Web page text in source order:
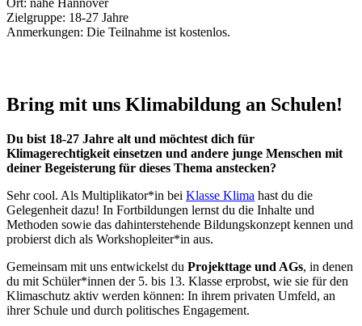
Ort: nahe Hannover
Zielgruppe: 18-27 Jahre
Anmerkungen: Die Teilnahme ist kostenlos.
Bring mit uns Klimabildung an Schulen!
Du bist 18-27 Jahre alt und möchtest dich für
Klimagerechtigkeit einsetzen und andere junge Menschen mit
deiner Begeisterung für dieses Thema anstecken?
Sehr cool. Als Multiplikator*in bei Klasse Klima hast du die
Gelegenheit dazu! In Fortbildungen lernst du die Inhalte und
Methoden sowie das dahinterstehende Bildungskonzept kennen und
probierst dich als Workshopleiter*in aus.
Gemeinsam mit uns entwickelst du Projekttage und AGs, in denen
du mit Schüler*innen der 5. bis 13. Klasse erprobst, wie sie für den
Klimaschutz aktiv werden können: In ihrem privaten Umfeld, an
ihrer Schule und durch politisches Engagement.